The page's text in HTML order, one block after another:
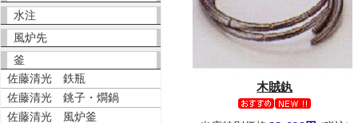
水注
風炉先
釜
佐藤清光 鉄瓶
佐藤清光 銚子・燗鍋
佐藤清光 風炉釜
木賊釻